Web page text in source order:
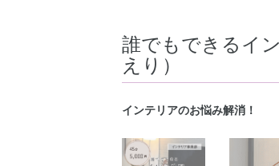
誰でもできるイ
えり）
インテリアのお悩み解消！